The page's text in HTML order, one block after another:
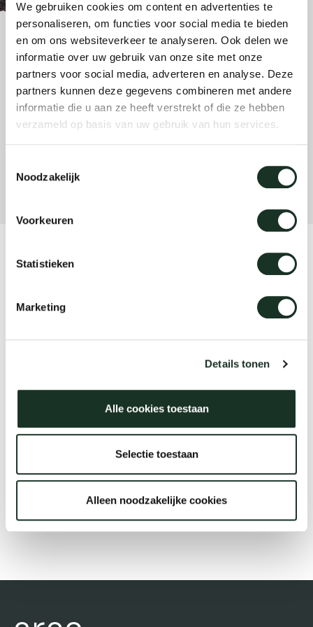
We gebruiken cookies om content en advertenties te
personaliseren, om functies voor social media te bieden
en om ons websiteverkeer te analyseren. Ook delen we
informatie over uw gebruik van onze site met onze
partners voor social media, adverteren en analyse. Deze
partners kunnen deze gegevens combineren met andere
informatie die u aan ze heeft verstrekt of die ze hebben
verzameld op basis van uw gebruik van hun services.
Noodzakelijk
Voorkeuren
Statistieken
Marketing
Details tonen
Alle cookies toestaan
Selectie toestaan
Alleen noodzakelijke cookies
oval
local
vision
cm13/
cm21
cm22
raw
jorre
ivan
jonas
dick
karel
About Arco
CM12 - large black
€64.99